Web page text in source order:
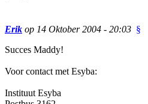
Erik op 14 Oktober 2004 - 20:03 §
Succes Maddy!
Voor contact met Esyba:
Instituut Esyba